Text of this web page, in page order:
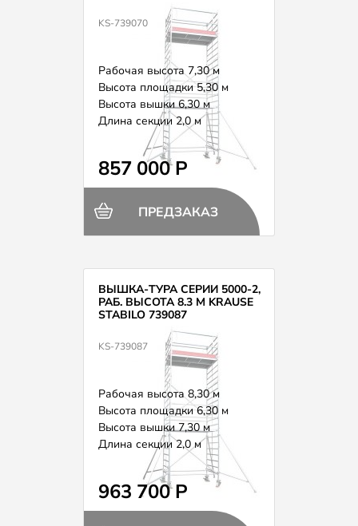
KS-739070
Рабочая высота 7,30 м
Высота площадки 5,30 м
Высота вышки 6,30 м
Длина секции 2,0 м
Вес 226,0 кг
857 000 Р
ПРЕДЗАКАЗ
ВЫШКА-ТУРА СЕРИИ 5000-2,
РАБ. ВЫСОТА 8.3 М KRAUSE
STABILO 739087
KS-739087
Рабочая высота 8,30 м
Высота площадки 6,30 м
Высота вышки 7,30 м
Длина секции 2,0 м
Вес 246,0 кг
963 700 Р